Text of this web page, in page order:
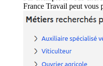
France Travail peut vous